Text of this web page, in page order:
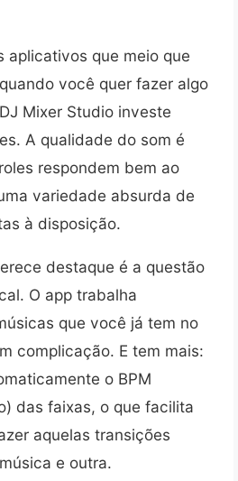
aplicativos que meio que
você quer fazer algo
Mixer Studio investe
A qualidade do som é
respondem bem ao
variedade absurda de
à disposição.
destaque é a questão
O app trabalha
que você já tem no
complicação. E tem mais:
o BPM
das faixas, o que facilita
aquelas transições
e outra.